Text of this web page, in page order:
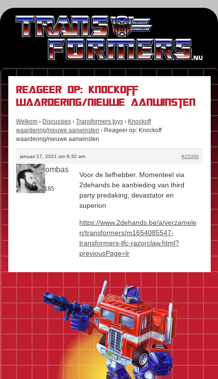
Reageer op: Knockoff
waardering/nieuwe aanwinsten
Welkom › Discussies › Transformers toys › Knockoff
waardering/nieuwe aanwinsten › Reageer op: Knockoff
waardering/nieuwe aanwinsten
januari 17, 2021 om 6:32 am #25086
Boomboombas
Rol:Fan
Berichten: 185
Voor de liefhebber. Momenteel via
2dehands.be aanbieding van third
party predaking, devastator en
superion
https://www.2dehands.be/a/verzamele
n/transformers/m1654085547-
transformers-tfc-razorclaw.html?
previousPage=lr